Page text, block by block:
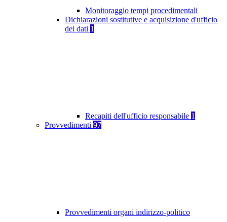
Monitoraggio tempi procedimentali
Dichiarazioni sostitutive e acquisizione d'ufficio
dei dati 1
Recapiti dell'ufficio responsabile 1
Provvedimenti 97
Provvedimenti organi indirizzo-politico